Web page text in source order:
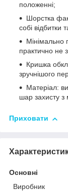
положенні;
Шорстка
собі відбитки
Мінімально
практично не
Кришка
зручнішого
Матеріал:
шар захисту з
Приховати
Основні
Виробник